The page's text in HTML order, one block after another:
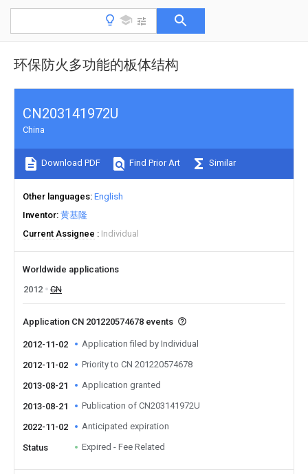
环保防火多功能的板体结构
CN203141972U
China
Download PDF Find Prior Art Similar
Other languages English
Inventor 黄基隆
Current Assignee
Individual
Worldwide applications
2012
CN
Application CN 201220574678 events
2012-11-02 Application filed by Individual
2012-11-02 Priority to CN 201220574678
2013-08-21 Application granted
2013-08-21 Publication of CN203141972U
2022-11-02 Anticipated expiration
Status Expired - Fee Related